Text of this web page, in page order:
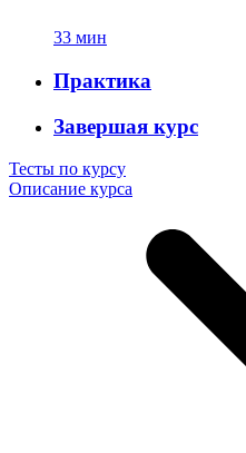
33 мин
Практика
Завершая курс
Тесты по курсу
Описание курса